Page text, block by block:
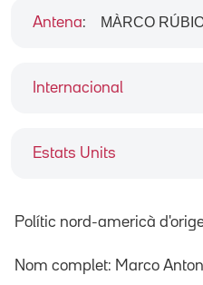
Internacional
Estats Units
Antena: MÀRCO
Polític nord-americà
Nom complet: Marco